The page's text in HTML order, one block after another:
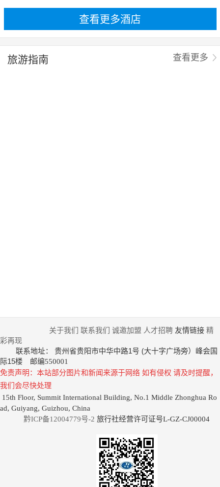
查看更多酒店
旅游指南 查看更多
关于我们 联系我们 诚邀加盟 人才招聘 友情链接 精
彩再现
联系地址：
贵州省贵阳市中华中路1号 (大十字广场旁）峰会国
际15楼 邮编550001
免责声明：本站部分图片和新闻来源于网络 如有侵权 请及时提醒，
我们会尽快处理
15th Floor, Summit International Building, No.1 Middle Zhonghua Ro
ad, Guiyang, Guizhou, China
黔ICP备12004779号-2 旅行社经营许可证号L-GZ-CJ00004